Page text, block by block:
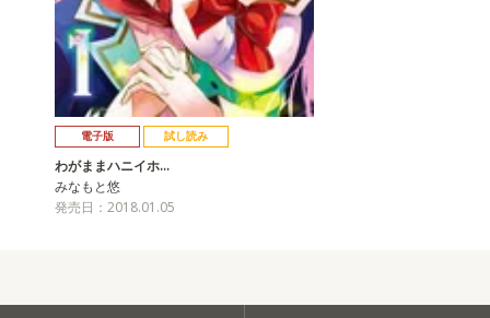
電子版 試し読み
わがままハニイホ…
みなもと悠
発売日：2018.01.05